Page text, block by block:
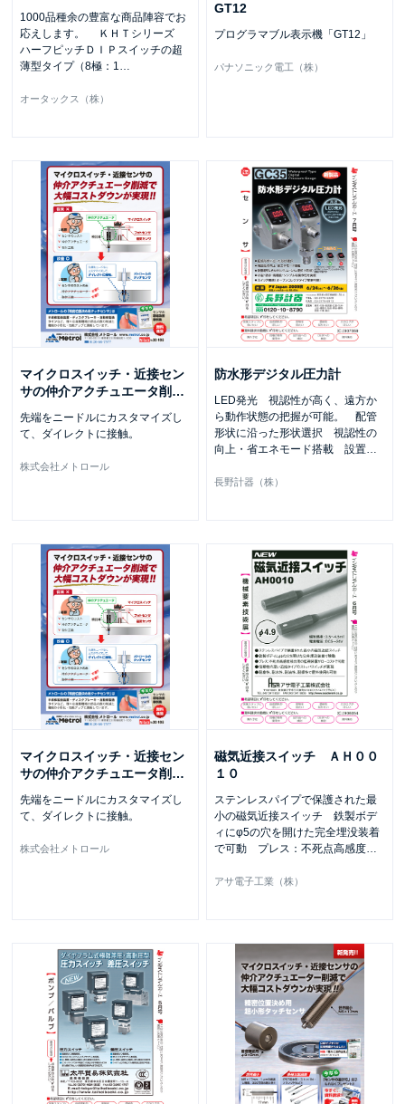
1000品種余の豊富な商品陣容でお
応えします。 ＫＨＴシリーズ
ハーフピッチＤＩＰスイッチの超
薄型タイプ（8極：1…
オータックス（株）
GT12
プログラマブル表示機「GT12」
パナソニック電工（株）
マイクロスイッチ・近接セン
サの仲介アクチュエータ削 …
先端をニードルにカスタマイズし
て、ダイレクトに接触。
株式会社メトロール
防水形デジタル圧力計
LED発光 視認性が高く、遠方か
ら動作状態の把握が可能。 配管
形状に沿った形状選択 視認性の
向上・省エネモード搭載 設置
長野計器（株）
マイクロスイッチ・近接セン
サの仲介アクチュエータ削 …
先端をニードルにカスタマイズし
て、ダイレクトに接触。
株式会社メトロール
磁気近接スイッチ ＡＨ００
１０
ステンレスパイプで保護された最
小の磁気近接スイッチ 鉄製ボデ
ィにφ5の穴を開けた完全埋没装着
で可動 プレス：不死点高感度…
アサ電子工業（株）